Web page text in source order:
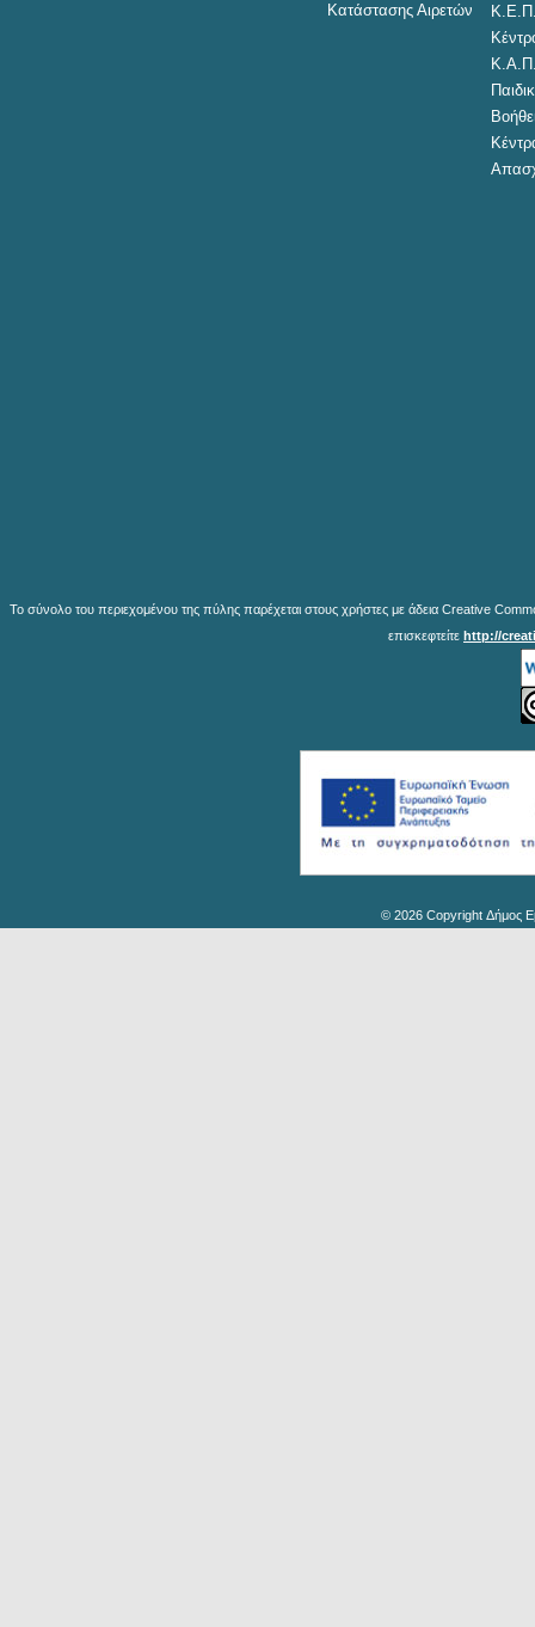
Κατάστασης Αιρετών
Το σύνολο του περιεχομένου της πύλης παρέχεται στους χρήστες με άδεια Creative
επισκεφτείτε http://
© 2026 Copyright Δήμος